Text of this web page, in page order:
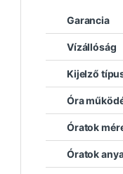
Garancia
Vízállóság
Kijelző
Óra
Óratok
Óratok